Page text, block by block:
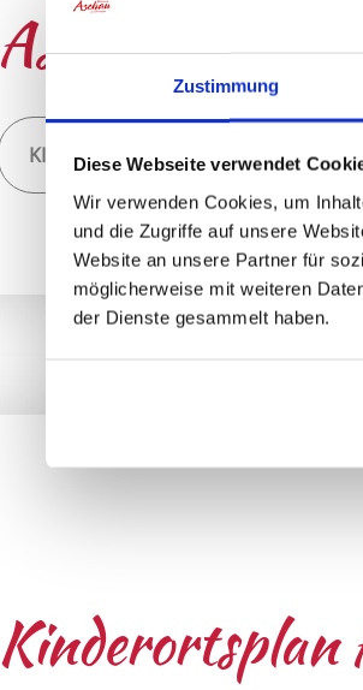
Zustimmung
Diese Webseite verwendet
Wir verwenden Cookies, um
und die Zugriffe auf unsere
Website an unsere Partner für
möglicherweise mit weiteren
der Dienste gesammelt haben.
Aschauer &
KINDER SCHNITZELJAGDEN ASCHAU
Kinderortsplan